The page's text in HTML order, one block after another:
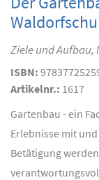
Ziele und
ISBN:
Artikelnr.: 1617
Gartenbau - ein
Erlebnisse mit
Betätigung